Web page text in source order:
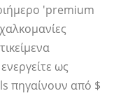
'premium
ως
πηγαίνουν από $